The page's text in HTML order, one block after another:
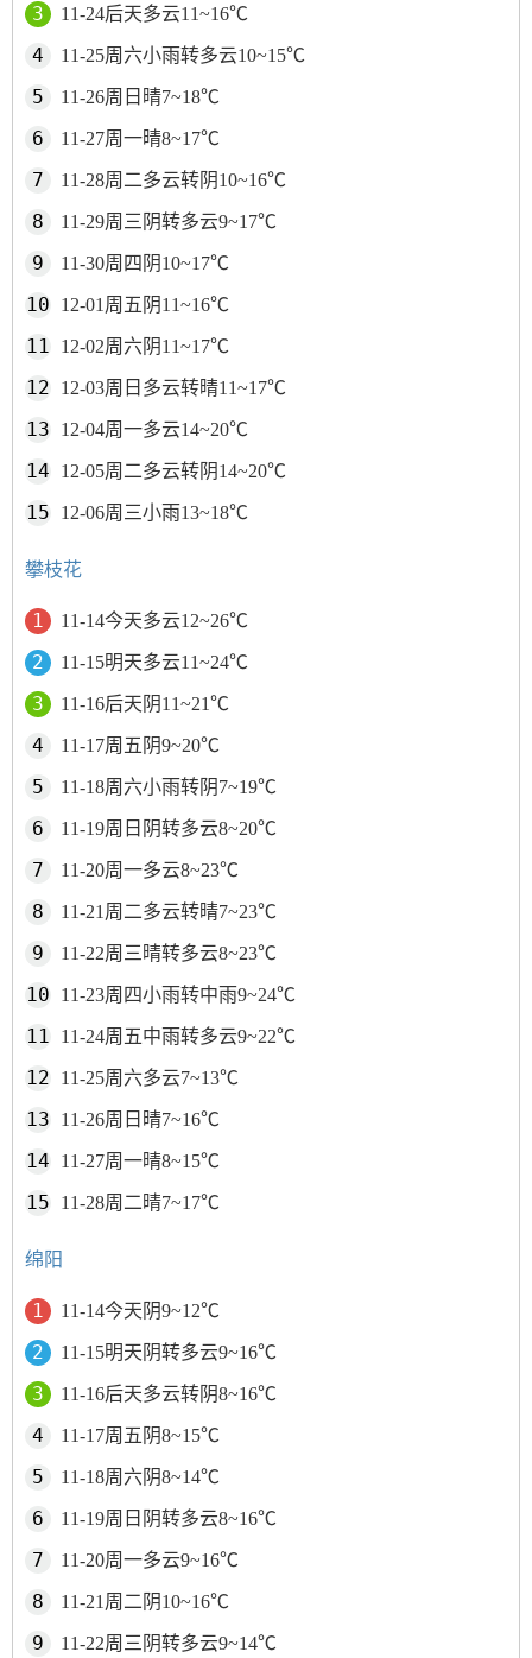
11-24后天多云11~16℃
11-25周六小雨转多云10~15℃
11-26周日晴7~18℃
11-27周一晴8~17℃
11-28周二多云转阴10~16℃
11-29周三阴转多云9~17℃
11-30周四阴10~17℃
12-01周五阴11~16℃
12-02周六阴11~17℃
12-03周日多云转晴11~17℃
12-04周一多云14~20℃
12-05周二多云转阴14~20℃
12-06周三小雨13~18℃
攀枝花
11-14今天多云12~26℃
11-15明天多云11~24℃
11-16后天阴11~21℃
11-17周五阴9~20℃
11-18周六小雨转阴7~19℃
11-19周日阴转多云8~20℃
11-20周一多云8~23℃
11-21周二多云转晴7~23℃
11-22周三晴转多云8~23℃
11-23周四小雨转中雨9~24℃
11-24周五中雨转多云9~22℃
11-25周六多云7~13℃
11-26周日晴7~16℃
11-27周一晴8~15℃
11-28周二晴7~17℃
绵阳
11-14今天阴9~12℃
11-15明天阴转多云9~16℃
11-16后天多云转阴8~16℃
11-17周五阴8~15℃
11-18周六阴8~14℃
11-19周日阴转多云8~16℃
11-20周一多云9~16℃
11-21周二阴10~16℃
11-22周三阴转多云9~14℃